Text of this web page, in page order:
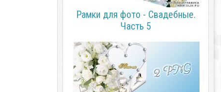
Рамки для фото - Свадебные.
Часть 5